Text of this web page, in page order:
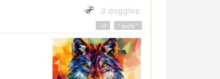
3 doggies
" quote "
+0